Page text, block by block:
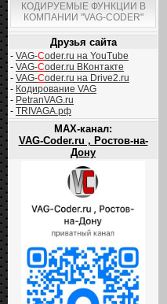
КОДИРУЕМЫЕ ФУНКЦИИ В
КОМПАНИИ "VAG-CODER"
Друзья сайта
- VAG-Coder.ru на YouTube
- VAG-Coder.ru ВКонтакте
- VAG-Coder.ru на Drive2.ru
- Кодирование VAG
- PetranVAG.ru
- TRIVAGA.рф
MAX-канал:
VAG-Coder.ru , Ростов-на-
Дону